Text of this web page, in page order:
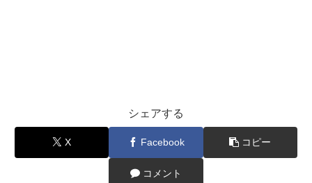
シェアする
X Facebook コピー
コメント